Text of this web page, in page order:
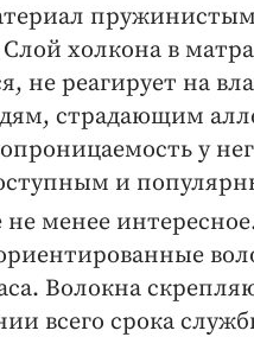
холкона в
не реагирует на
страдающим
у
и
не менее
Волокна
всего срока